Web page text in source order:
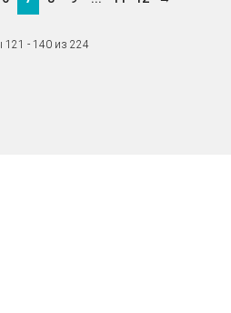
121 - 140 из 224